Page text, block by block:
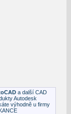
a další CAD
Autodesk
výhodně u firmy